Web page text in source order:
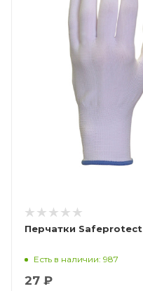
Перчатки
Есть в наличии: 987
27 ₽